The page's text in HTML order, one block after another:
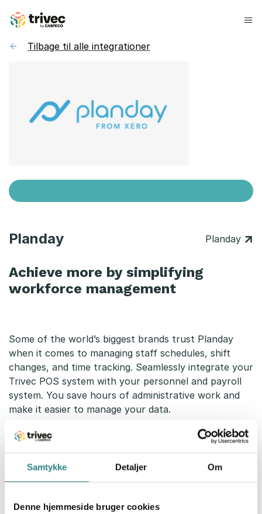
Samtykke Detaljer Om
Denne hjemmeside bruger cookies
indhold
Tilbage til alle integrationer
Planday Planday
Achieve more by simplifying
workforce management
Some of the world’s biggest brands trust Planday
when it comes to managing staff schedules, shift
changes, and time tracking. Seamlessly integrate your
Trivec POS system with your personnel and payroll
system. You save hours of administrative work and
make it easier to manage your data.
Contact us at Trivec today to learn more about the